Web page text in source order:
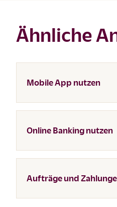
Ähnliche
Mobile App nutzen
Online Banking nutzen
Aufträge und